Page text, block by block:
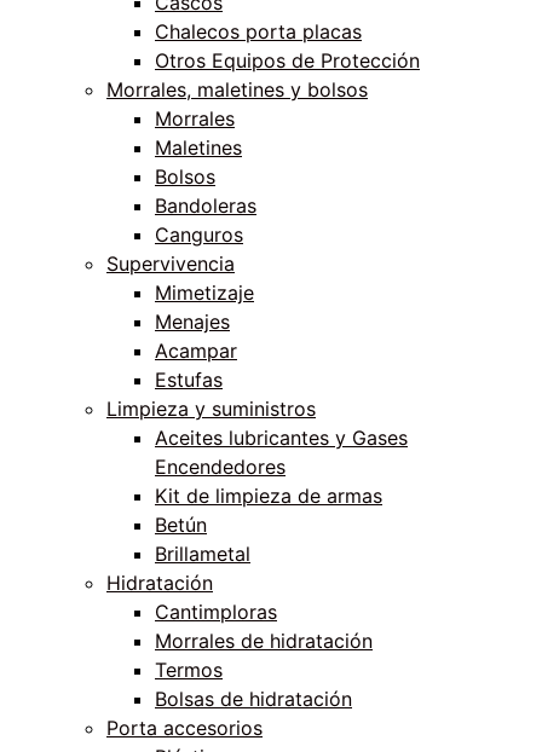
Chalecos porta placas
Otros Equipos de Protección
Morrales, maletines y bolsos
Morrales
Maletines
Bolsos
Bandoleras
Canguros
Supervivencia
Mimetizaje
Menajes
Acampar
Estufas
Limpieza y suministros
Aceites lubricantes y Gases
Encendedores
Kit de limpieza de armas
Betún
Brillametal
Hidratación
Cantimploras
Morrales de hidratación
Termos
Bolsas de hidratación
Porta accesorios